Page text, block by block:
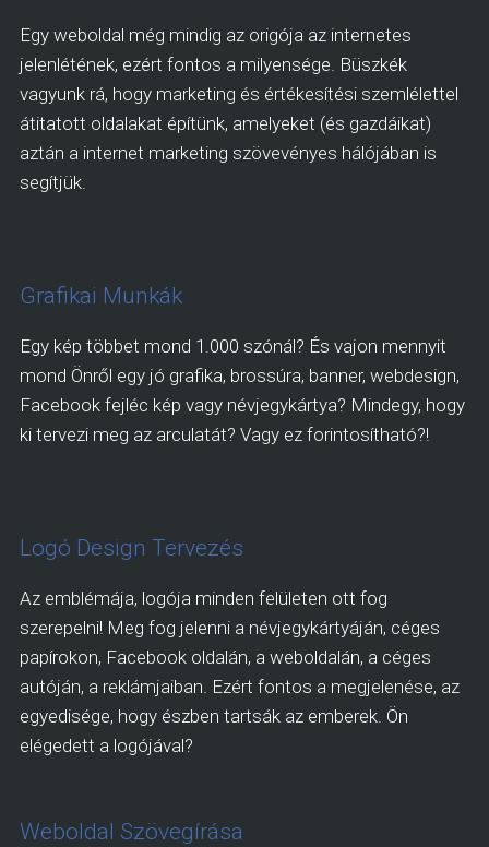
Egy weboldal még mindig az origója az internetes
jelenlétének, ezért fontos a milyensége. Büszkék
vagyunk rá, hogy marketing és értékesítési szemlélettel
átitatott oldalakat építünk, amelyeket (és gazdáikat)
aztán a internet marketing szövevényes hálójában is
segítjük.
Grafikai Munkák
Egy kép többet mond 1.000 szónál? És vajon mennyit
mond Önről egy jó grafika, brossúra, banner, webdesign,
Facebook fejléc kép vagy névjegykártya? Mindegy, hogy
ki tervezi meg az arculatát? Vagy ez forintosítható?!
Logó Design Tervezés
Az emblémája, logója minden felületen ott fog
szerepelni! Meg fog jelenni a névjegykártyáján, céges
papírokon, Facebook oldalán, a weboldalán, a céges
autóján, a reklámjaiban. Ezért fontos a megjelenése, az
egyedisége, hogy észben tartsák az emberek. Ön
elégedett a logójával?
Weboldal Szövegírása